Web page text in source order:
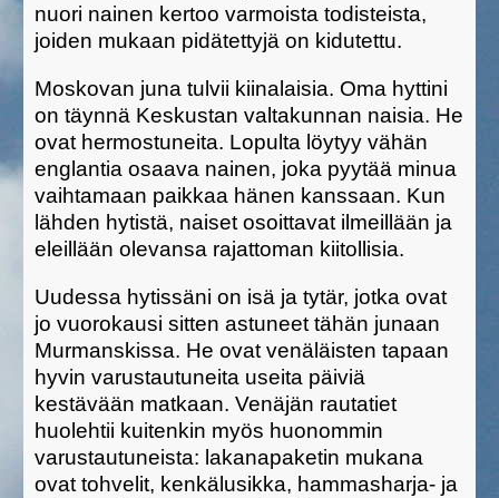
nuori nainen kertoo varmoista todisteista,
joiden mukaan pidätettyjä on kidutettu.
Moskovan juna tulvii kiinalaisia. Oma hyttini
on täynnä Keskustan valtakunnan naisia. He
ovat hermostuneita. Lopulta löytyy vähän
englantia osaava nainen, joka pyytää minua
vaihtamaan paikkaa hänen kanssaan. Kun
lähden hytistä, naiset osoittavat ilmeillään ja
eleillään olevansa rajattoman kiitollisia.
Uudessa hytissäni on isä ja tytär, jotka ovat
jo vuorokausi sitten astuneet tähän junaan
Murmanskissa. He ovat venäläisten tapaan
hyvin varustautuneita useita päiviä
kestävään matkaan. Venäjän rautatiet
huolehtii kuitenkin myös huonommin
varustautuneista: lakanapaketin mukana
ovat tohvelit, kenkälusikka, hammasharja- ja